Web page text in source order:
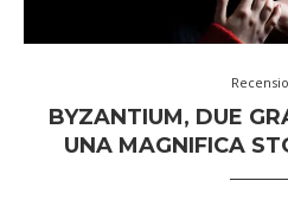
BYZANTIUM, DUE
UNA MAGNIFICA